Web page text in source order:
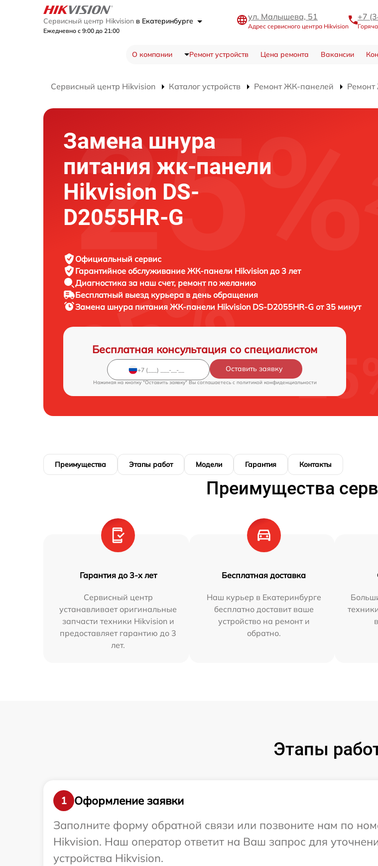
Сервисный центр Hikvision в Екатеринбурге
Ежедневно с 9:00 до 21:00
ул. Малышева, 51
Адрес сервисного центра Hikvision
+7
О компании Ремонт устройств Цена ремонта Вакансии
Сервисный центр Hikvision Каталог устройств Ремонт ЖК-панелей
Замена шнура
питания жк-панели
Hikvision DS-
D2055HR-G
Официальный сервис
Гарантийное обслуживание ЖК-панели Hikvision до 3 лет
Диагностика за наш счет, ремонт по желанию
Бесплатный выезд курьера в день обращения
Замена шнура питания ЖК-панели Hikvision DS-D2055HR-G от 35 минут
Бесплатная консультация со специалистом
Оставить заявку
Нажимая на кнопку "Оставить заявку" Вы соглашаетесь c политикой конфиденциальности
Преимущества Этапы работ Модели Гарантия Контакты
Преимущества
Гарантия до 3-х лет
Сервисный центр
устанавливает оригинальные
запчасти техники Hikvision и
предоставляет гарантию до 3
лет.
Бесплатная доставка
Наш курьер в Екатеринбурге
бесплатно доставит ваше
устройство на ремонт и
обратно.
Этапы
1
Оформление заявки
Заполните форму обратной связи или позвоните нам по
Hikvision. Наш оператор ответит на Ваш запрос для
устройства Hikvision.